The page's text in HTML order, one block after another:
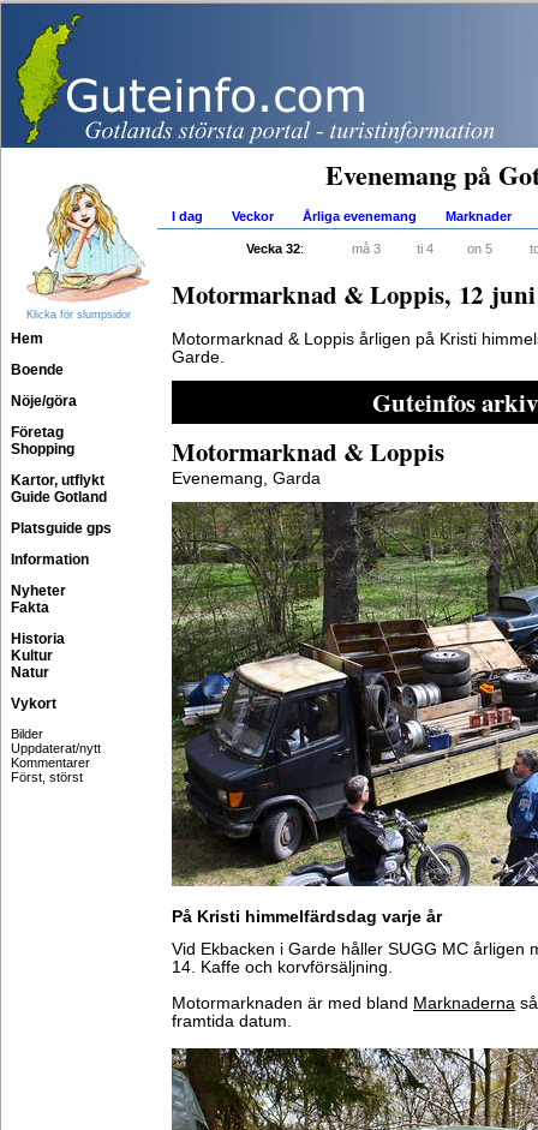
Klicka för slumpsidor
Hem
Boende
Nöje/göra
Företag
Shopping
Kartor, utflykt
Guide Gotland
Platsguide gps
Information
Nyheter
Fakta
Historia
Kultur
Natur
Vykort
Bilder
Uppdaterat/nytt
Kommentarer
Först, störst
Evenemang på
I dag Veckor Årliga evenemang Marknader
Vecka 32: må 3 ti 4 on 5
Motormarknad & Loppis, 12 juni
Motormarknad & Loppis årligen på Kristi
Garde.
Guteinfos arkiv
Motormarknad & Loppis
Evenemang, Garda
På Kristi himmelfärdsdag varje år
Vid Ekbacken i Garde håller SUGG MC årligen
14. Kaffe och korvförsäljning.
Motormarknaden är med bland Marknaderna
framtida datum.